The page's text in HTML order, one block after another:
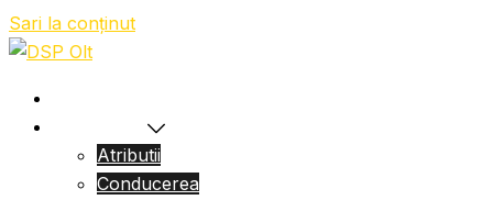
Sari la conținut
Atributii
Conducerea